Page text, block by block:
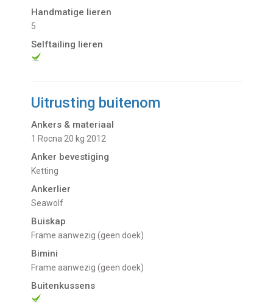
Handmatige lieren
5
Selftailing lieren
Uitrusting buitenom
Ankers & materiaal
1 Rocna 20 kg 2012
Anker bevestiging
Ketting
Ankerlier
Seawolf
Buiskap
Frame aanwezig (geen doek)
Bimini
Frame aanwezig (geen doek)
Buitenkussens